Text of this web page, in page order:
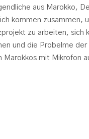
aus Marokko,
kommen zusammen,
zu arbeiten, sich
und die Probelme
Marokkos mit Mikrofon